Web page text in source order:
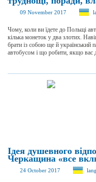
09 November 2017
Чому, коли ви їдете до Польщі
кілька монеток у два злотих.
брати із собою ще й український
автобусом і що робити, якщо вас
Ідея душевного
Черкащина «все
24 October 2017